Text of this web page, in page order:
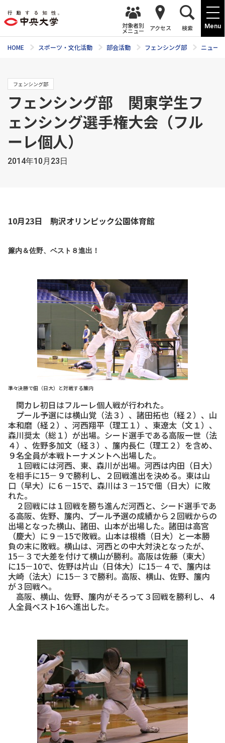
Menu
対象者別
メニュー アクセス 検索
HOME スポーツ・文化活動 部会活動 フェンシング部 ニュース
フェンシング部
フェンシング部 関東学生フ
ェンシング選手権大会（フル
ーレ個人）
2014年10月23日
10月23日 駒沢オリンピック公園体育館
簾内＆佐野、ベスト８進出！
準々決勝で佃（日大）と対戦する簾内
関カレ初日はフルーレ個人戦が行われた。
プール予選には横山覚（法３）、諸田拓也（経２）、山
本和磨（経２）、河西翔平（理工１）、東遼太（文１）、
森川奨太（総１）が出場。シード選手である高阪一世（法
４）、佐野多加文（経３）、簾内長仁（理工２）を含め、
９名全員が本戦トーナメントへ出場した。
１回戦には河西、東、森川が出場。河西は内田（日大）
を相手に15－９で勝利し、２回戦進出を決める。東は山
口（早大）に６－15で、森川は３－15で佃（日大）に敗
れた。
２回戦には１回戦を勝ち進んだ河西と、シード選手であ
る高阪、佐野、簾内、プール予選の成績から２回戦からの
出場となった横山、諸田、山本が出場した。諸田は高宮
（慶大）に９－15で敗戦。山本は根橋（日大）と一本勝
負の末に敗戦。横山は、河西との中大対決となったが、
15－３で大差を付けて横山が勝利。高阪は佐藤（東大）
に15－10で、佐野は片山（日体大）に15－４で、簾内は
大崎（法大）に15－３で勝利。高阪、横山、佐野、簾内
が３回戦へ。
高阪、横山、佐野、簾内がそろって３回戦を勝利し、４
人全員ベスト16へ進出した。